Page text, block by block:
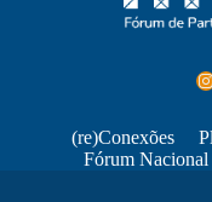
(re)Conexões
Fórum Nacional